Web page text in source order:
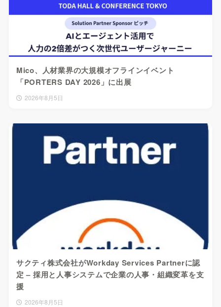
Mico、人材業界の大規模オフラインイベント
「PORTERS DAY 2026」に出展
2026年8月5日
サクティ株式会社がWorkday Services Partnerに認
定 – 採用と人事システムで企業の人事・組織変革を支
援
2026年8月5日